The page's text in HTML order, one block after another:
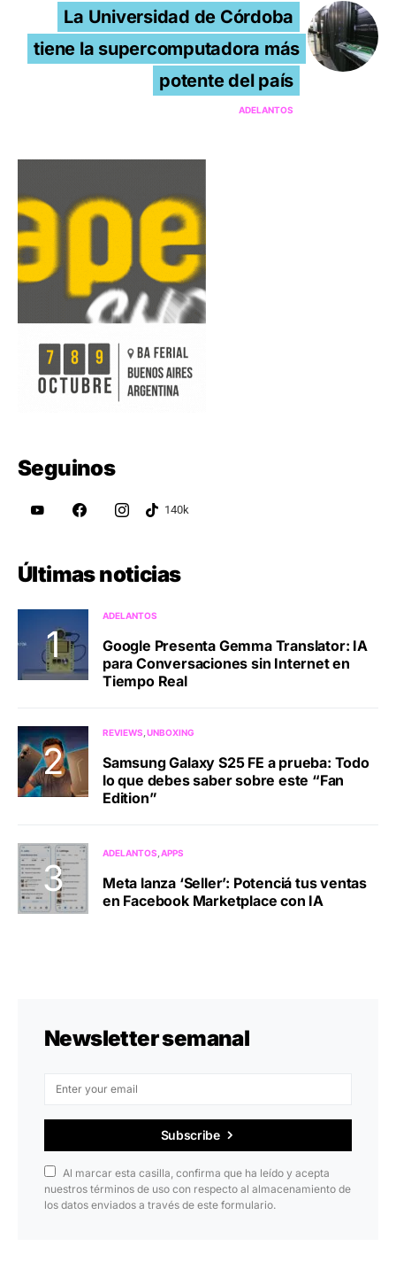
La Universidad de Córdoba
tiene la supercomputadora más
potente del país
ADELANTOS
Seguinos
Últimas noticias
ADELANTOS
Google Presenta Gemma Translator: IA
para Conversaciones sin Internet en
Tiempo Real
REVIEWS UNBOXING
Samsung Galaxy S25 FE a prueba: Todo
lo que debes saber sobre este “Fan
Edition”
ADELANTOS APPS
Meta lanza ‘Seller’: Potenciá tus ventas
en Facebook Marketplace con IA
Newsletter semanal
Subscribe
Al marcar esta casilla, confirma que ha leído y acepta
nuestros términos de uso con respecto al almacenamiento de
los datos enviados a través de este formulario.